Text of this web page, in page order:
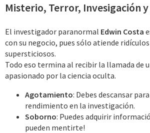
c
o
Misterio, Terror, Invesigación
El investigador paranormal Edwin Costa
con su negocio, pues sólo atiende ridículos
supersticiosos.
Todo eso termina al recibir la llamada de
apasionado por la ciencia oculta.
Agotamiento: Debes descansar
rendimiento en la investigación.
Soborno: Puedes adquirir
pueden mentirte!